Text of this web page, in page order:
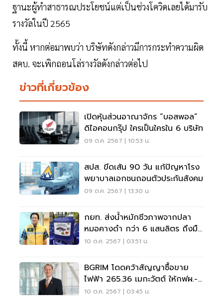
ฐานะผู้ทำสาธารณประโยชน์แต่เป็นช่วงโควิดเลยได้มารับ
รางวัลในปี 2565
ทั้งนี้ หากต่อมาพบว่า บริษัทดังกล่าวมีการกระทำความผิด
สคบ. จะเพิกถอนโล่รางวัลดังกล่าวต่อไป
ข่าวที่เกี่ยวข้อง
เปิดหุ้นส่วนอาณาจักร “บอสพอล”
ดิไอคอนกรุ๊ป ใครเป็นใครใน 6 บริษัท
09 ต.ค. 2567 | 10:53 น.
สปส. ขีดเส้น 90 วัน แก้ปัญหาโรง
พยาบาลเอกชนถอนตัวประกันสังคม
09 ต.ค. 2567 | 13:30 น.
กยท. ส่งน้ำหมักชีวภาพจากปลา
หมอคางดำ กว่า 6 แสนลิตร ถึงมือ
ชาวสวนยางแล้ว
10 ต.ค. 2567 | 03:51 น.
BGRIM โดดคว้าสัญญาซื้อขาย
ไฟฟ้า 265.36 เมกะวัตต์ ให้กฟผ.-
กฟภ.
10 ต.ค. 2567 | 03:45 น.